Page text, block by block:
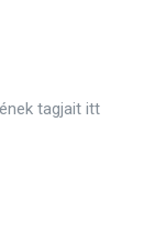
tagjait itt